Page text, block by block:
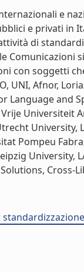
e
e privati in
di
Comunicazioni
con soggetti
UNI, Afnor,
Language and
Universiteit
University,
Pompeu
University,
Cross-